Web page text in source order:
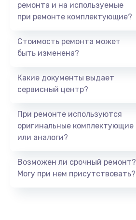
ремонта и на используемые
при ремонте комплектующие?
Стоимость ремонта может
быть изменена?
Какие документы выдает
сервисный центр?
При ремонте используются
оригинальные комплектующие
или аналоги?
Возможен ли срочный ремонт?
Могу при нем присутствовать?